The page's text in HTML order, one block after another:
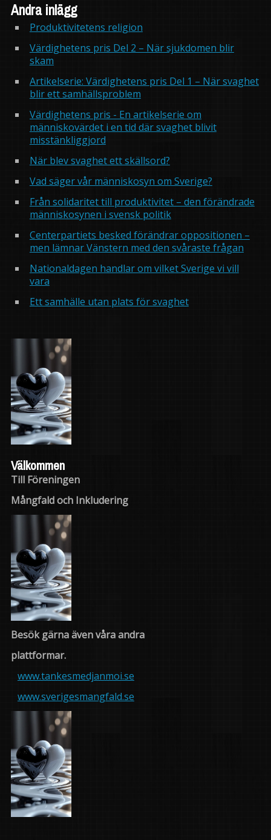
Andra inlägg
Produktivitetens religion
Värdighetens pris Del 2 – När sjukdomen blir
skam
Artikelserie: Värdighetens pris Del 1 – När svaghet
blir ett samhällsproblem
Värdighetens pris - En artikelserie om
människovärdet i en tid där svaghet blivit
misstänkliggjord
När blev svaghet ett skällsord?
Vad säger vår människosyn om Sverige?
Från solidaritet till produktivitet – den förändrade
människosynen i svensk politik
Centerpartiets besked förändrar oppositionen –
men lämnar Vänstern med den svåraste frågan
Nationaldagen handlar om vilket Sverige vi vill
vara
Ett samhälle utan plats för svaghet
Välkommen
Till Föreningen
Mångfald och Inkludering
Besök gärna även våra andra
plattformar.
www.tankesmedjanmoi.se
www.sverigesmangfald.se